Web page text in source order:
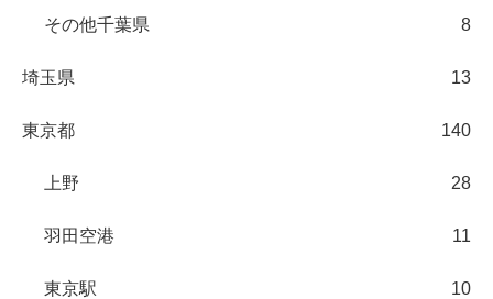
その他千葉県 8
埼玉県 13
東京都 140
上野 28
羽田空港 11
東京駅 10